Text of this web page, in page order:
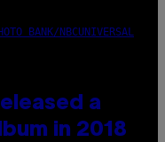
BANK/NBCUNIVERSAL
a
in 2018